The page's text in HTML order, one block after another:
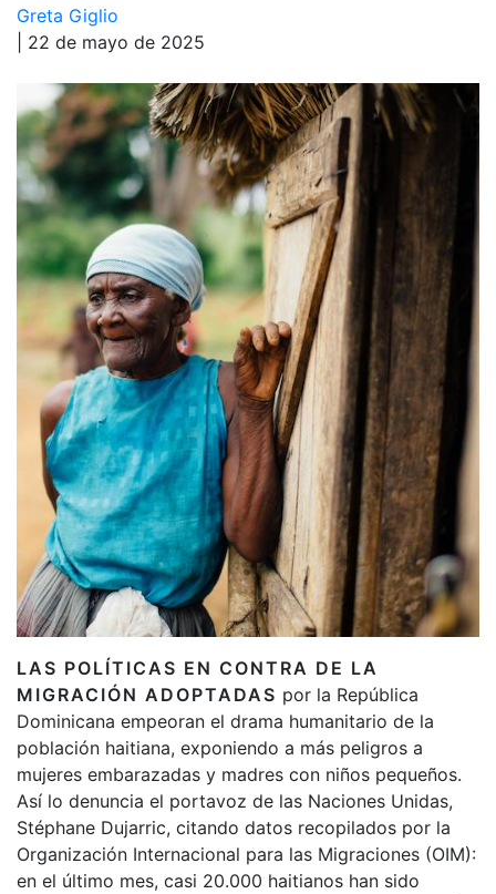
Greta Giglio
| 22 de mayo de 2025
LAS POLÍTICAS EN CONTRA DE LA
MIGRACIÓN ADOPTADAS por la República
Dominicana empeoran el drama humanitario de la
población haitiana, exponiendo a más peligros a
mujeres embarazadas y madres con niños pequeños.
Así lo denuncia el portavoz de las Naciones Unidas,
Stéphane Dujarric, citando datos recopilados por la
Organización Internacional para las Migraciones (OIM):
en el último mes, casi 20.000 haitianos han sido